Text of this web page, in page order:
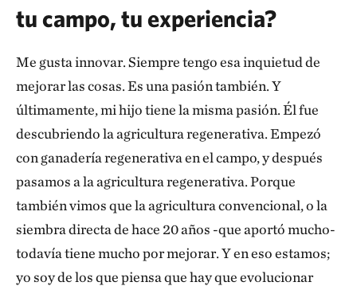
tu campo, tu experiencia?
Me gusta innovar. Siempre tengo esa inquietud de
mejorar las cosas. Es una pasión también. Y
últimamente, mi hijo tiene la misma pasión. Él fue
descubriendo la agricultura regenerativa. Empezó
con ganadería regenerativa en el campo, y después
pasamos a la agricultura regenerativa. Porque
también vimos que la agricultura convencional, o la
siembra directa de hace 20 años -que aportó mucho-
todavía tiene mucho por mejorar. Y en eso estamos;
yo soy de los que piensa que hay que evolucionar